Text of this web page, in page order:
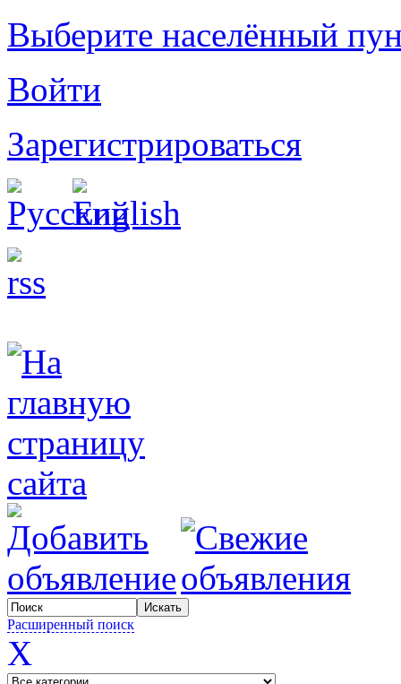
Выберите населённый
Войти
Зарегистрироваться
Расширенный поиск
X